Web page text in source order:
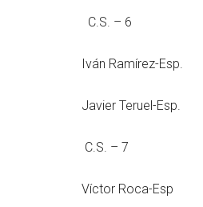
C.S. – 6
Iván
Javier Teruel-Esp.
C.S. – 7
Víctor